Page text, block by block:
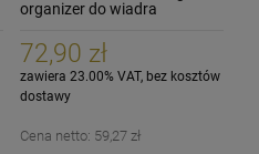
organizer do wiadra
72,90 zł
zawiera 23.00% VAT, bez kosztów
dostawy
Cena netto: 59,27 zł